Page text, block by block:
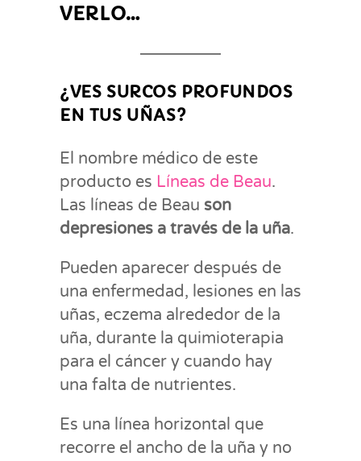
VERLO…
¿VES SURCOS PROFUNDOS
EN TUS UÑAS?
El nombre médico de este
producto es Líneas de Beau.
Las líneas de Beau son
depresiones a través de la uña.
Pueden aparecer después de
una enfermedad, lesiones en las
uñas, eczema alrededor de la
uña, durante la quimioterapia
para el cáncer y cuando hay
una falta de nutrientes.
Es una línea horizontal que
recorre el ancho de la uña y no